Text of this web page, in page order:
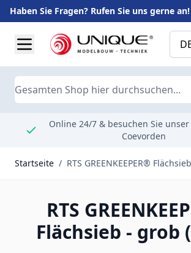
Haben Sie Fragen? Rufen Sie uns gerne
Suche
Online 24/7 & besuchen Sie
Coevorden
Startseite / RTS GREENKEEPER®
RTS
Flächsieb - grob